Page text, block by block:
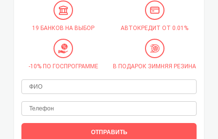
19 БАНКОВ НА ВЫБОР АВТОКРЕДИТ ОТ 0.01%
-10% ПО ГОСПРОГРАММЕ В ПОДАРОК ЗИМНЯЯ РЕЗИНА
ОТПРАВИТЬ